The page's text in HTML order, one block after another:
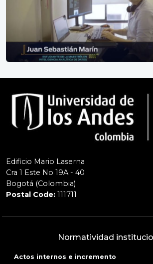
Edificio Mario Laserna
Cra 1 Este No 19A - 40
Bogotá (Colombia)
Postal Code: 111711
Normatividad
Actos internos e incremento